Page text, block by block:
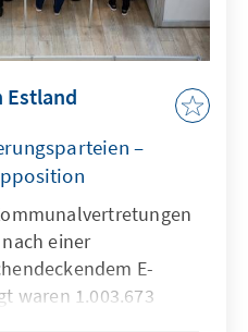
–
einer
E-
waren 1.003.673